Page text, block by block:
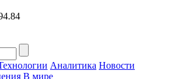
Аналитика Новости
В мире